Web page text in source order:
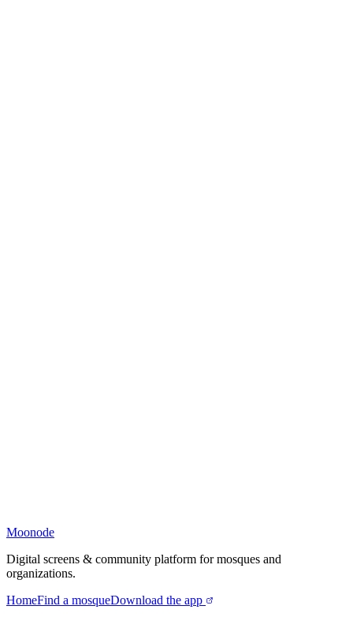
Moonode
Digital screens & community platform for mosques and
organizations.
HomeFind a mosqueDownload the app